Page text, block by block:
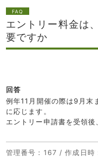
FAQ
エントリー料金は
要ですか
回答
例年11月開催の際は9月末
に応じます。
エントリー申請書を受領後
管理番号 ：167 /作成日時